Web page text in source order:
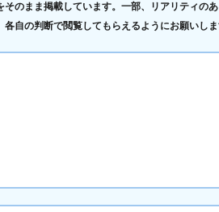
のまま掲載しています。一部、リアリティの
自の判断で閲覧してもらえるようにお願いしま